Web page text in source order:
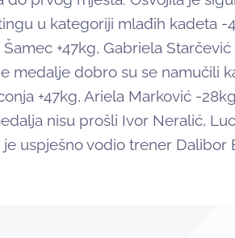
u kategoriji mlađih kadeta -
+47kg, Gabriela Starčević
medalje dobro su se namučili
+47kg, Ariela Marković -
nisu prošli Ivor Neralić,
uspješno vodio trener Dalibor